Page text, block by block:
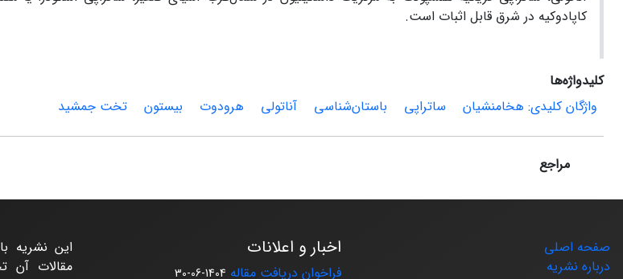
کاپادوکیه در شرق قابل اثبات است.
کلیدواژه‌ها
واژگان کلیدی: هخامنشیان
ساتراپی باستان‌شناسی آناتولی هرودوت بیستون تخت جمشید
مراجع
صفحه اصلی
درباره نشریه
اخبار و اعلانات
فراخوان دریافت مقاله 1404-06-30
این نشریه